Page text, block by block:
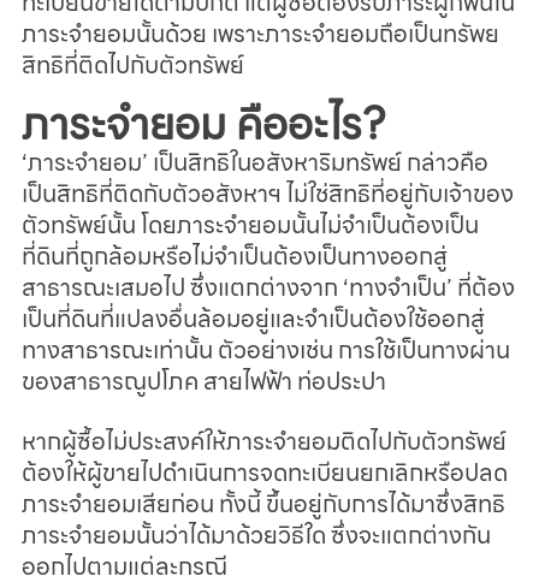
ภาระจำยอมนั้นด้วย เพราะภาระจำยอมถือเป็นทรัพย
สิทธิที่ติดไปกับตัวทรัพย์
ภาระจำยอม คืออะไร?
‘ภาระจำยอม’ เป็นสิทธิในอสังหาริมทรัพย์ กล่าวคือ
เป็นสิทธิที่ติดกับตัวอสังหาฯ ไม่ใช่สิทธิที่อยู่กับเจ้าของ
ตัวทรัพย์นั้น โดยภาระจำยอมนั้นไม่จำเป็นต้องเป็น
ที่ดินที่ถูกล้อมหรือไม่จำเป็นต้องเป็นทางออกสู่
สาธารณะเสมอไป ซึ่งแตกต่างจาก ‘ทางจำเป็น’ ที่ต้อง
เป็นที่ดินที่แปลงอื่นล้อมอยู่และจำเป็นต้องใช้ออกสู่
ทางสาธารณะเท่านั้น ตัวอย่างเช่น การใช้เป็นทางผ่าน
ของสาธารณูปโภค สายไฟฟ้า ท่อประปา
หากผู้ซื้อไม่ประสงค์ให้ภาระจำยอมติดไปกับตัวทรัพย์
ต้องให้ผู้ขายไปดำเนินการจดทะเบียนยกเลิกหรือปลด
ภาระจำยอมเสียก่อน ทั้งนี้ ขึ้นอยู่กับการได้มาซึ่งสิทธิ
ภาระจำยอมนั้นว่าได้มาด้วยวิธีใด ซึ่งจะแตกต่างกัน
ออกไปตามแต่ละกรณี